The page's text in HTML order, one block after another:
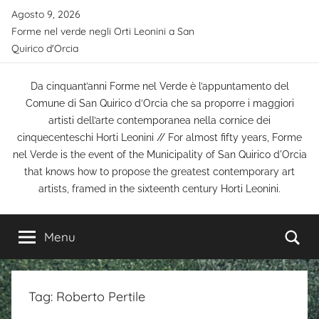
Salta
contenuto
Agosto 9, 2026
Forme nel verde negli Orti Leonini a San
Quirico d'Orcia
Da cinquant’anni Forme nel Verde è l’appuntamento del
Comune di San Quirico d’Orcia che sa proporre i maggiori
artisti dell’arte contemporanea nella cornice dei
cinquecenteschi Horti Leonini // For almost fifty years, Forme
nel Verde is the event of the Municipality of San Quirico d'Orcia
that knows how to propose the greatest contemporary art
artists, framed in the sixteenth century Horti Leonini.
Menu
Tag: Roberto Pertile